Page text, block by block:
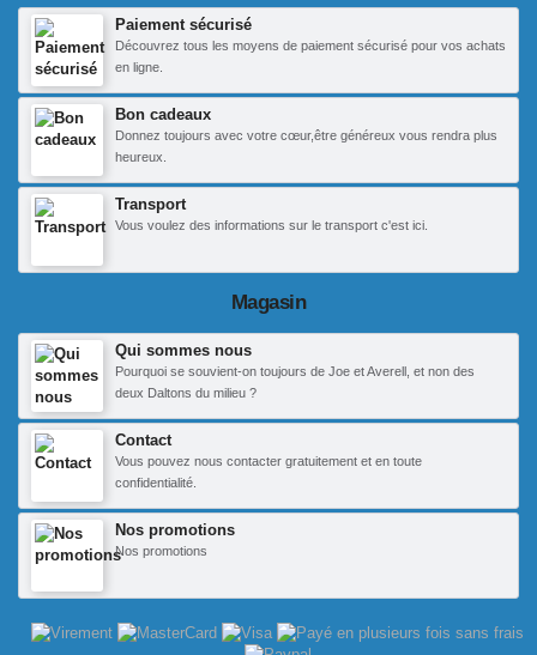
Paiement sécurisé
Découvrez tous les moyens de paiement sécurisé pour vos achats
en ligne.
Bon cadeaux
Donnez toujours avec votre cœur,être généreux vous rendra plus
heureux.
Transport
Vous voulez des informations sur le transport c'est ici.
Magasin
Qui sommes nous
Pourquoi se souvient-on toujours de Joe et Averell, et non des
deux Daltons du milieu ?
Contact
Vous pouvez nous contacter gratuitement et en toute
confidentialité.
Nos promotions
Nos promotions